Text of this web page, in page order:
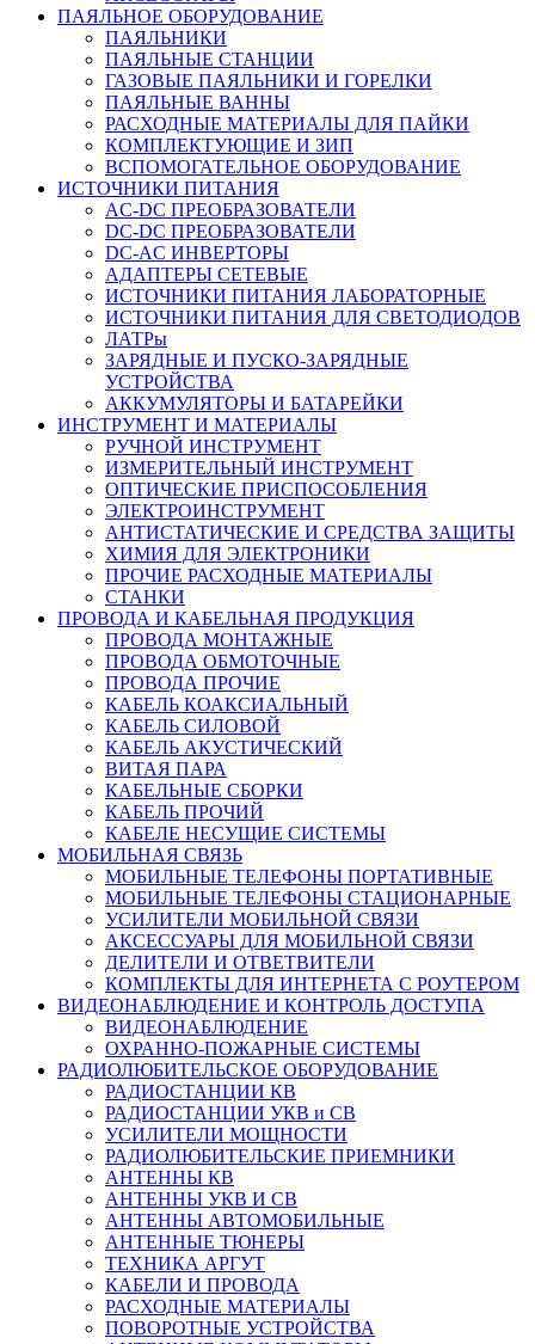
ПАЯЛЬНОЕ ОБОРУДОВАНИЕ
ПАЯЛЬНИКИ
ПАЯЛЬНЫЕ СТАНЦИИ
ГАЗОВЫЕ ПАЯЛЬНИКИ И ГОРЕЛКИ
ПАЯЛЬНЫЕ ВАННЫ
РАСХОДНЫЕ МАТЕРИАЛЫ ДЛЯ ПАЙКИ
КОМПЛЕКТУЮЩИЕ И ЗИП
ВСПОМОГАТЕЛЬНОЕ ОБОРУДОВАНИЕ
ИСТОЧНИКИ ПИТАНИЯ
AC-DC ПРЕОБРАЗОВАТЕЛИ
DC-DC ПРЕОБРАЗОВАТЕЛИ
DC-AC ИНВЕРТОРЫ
АДАПТЕРЫ СЕТЕВЫЕ
ИСТОЧНИКИ ПИТАНИЯ ЛАБОРАТОРНЫЕ
ИСТОЧНИКИ ПИТАНИЯ ДЛЯ СВЕТОДИОДОВ
ЛАТРы
ЗАРЯДНЫЕ И ПУСКО-ЗАРЯДНЫЕ
УСТРОЙСТВА
АККУМУЛЯТОРЫ И БАТАРЕЙКИ
ИНСТРУМЕНТ И МАТЕРИАЛЫ
РУЧНОЙ ИНСТРУМЕНТ
ИЗМЕРИТЕЛЬНЫЙ ИНСТРУМЕНТ
ОПТИЧЕСКИЕ ПРИСПОСОБЛЕНИЯ
ЭЛЕКТРОИНСТРУМЕНТ
АНТИСТАТИЧЕСКИЕ И СРЕДСТВА ЗАЩИТЫ
ХИМИЯ ДЛЯ ЭЛЕКТРОНИКИ
ПРОЧИЕ РАСХОДНЫЕ МАТЕРИАЛЫ
СТАНКИ
ПРОВОДА И КАБЕЛЬНАЯ ПРОДУКЦИЯ
ПРОВОДА МОНТАЖНЫЕ
ПРОВОДА ОБМОТОЧНЫЕ
ПРОВОДА ПРОЧИЕ
КАБЕЛЬ КОАКСИАЛЬНЫЙ
КАБЕЛЬ СИЛОВОЙ
КАБЕЛЬ АКУСТИЧЕСКИЙ
ВИТАЯ ПАРА
КАБЕЛЬНЫЕ СБОРКИ
КАБЕЛЬ ПРОЧИЙ
КАБЕЛЕ НЕСУЩИЕ СИСТЕМЫ
МОБИЛЬНАЯ СВЯЗЬ
МОБИЛЬНЫЕ ТЕЛЕФОНЫ ПОРТАТИВНЫЕ
МОБИЛЬНЫЕ ТЕЛЕФОНЫ СТАЦИОНАРНЫЕ
УСИЛИТЕЛИ МОБИЛЬНОЙ СВЯЗИ
АКСЕССУАРЫ ДЛЯ МОБИЛЬНОЙ СВЯЗИ
ДЕЛИТЕЛИ И ОТВЕТВИТЕЛИ
КОМПЛЕКТЫ ДЛЯ ИНТЕРНЕТА С РОУТЕРОМ
ВИДЕОНАБЛЮДЕНИЕ И КОНТРОЛЬ ДОСТУПА
ВИДЕОНАБЛЮДЕНИЕ
ОХРАННО-ПОЖАРНЫЕ СИСТЕМЫ
РАДИОЛЮБИТЕЛЬСКОЕ ОБОРУДОВАНИЕ
РАДИОСТАНЦИИ КВ
РАДИОСТАНЦИИ УКВ и СВ
УСИЛИТЕЛИ МОЩНОСТИ
РАДИОЛЮБИТЕЛЬСКИЕ ПРИЕМНИКИ
АНТЕННЫ КВ
АНТЕННЫ УКВ И СВ
АНТЕННЫ АВТОМОБИЛЬНЫЕ
АНТЕННЫЕ ТЮНЕРЫ
ТЕХНИКА АРГУТ
КАБЕЛИ И ПРОВОДА
РАСХОДНЫЕ МАТЕРИАЛЫ
ПОВОРОТНЫЕ УСТРОЙСТВА